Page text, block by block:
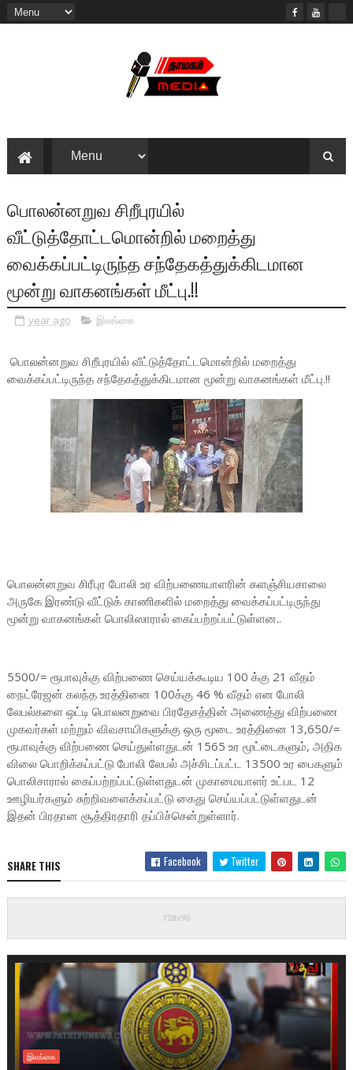
பொலன்னறுவ சிறீபுரயில்
வீட்டுத்தோட்டமொன்றில் மறைத்து
வைக்கப்பட்டிருந்த சந்தேகத்துக்கிடமான
மூன்று வாகனங்கள் மீட்பு.!!
year ago இலங்கை
பொலன்னறுவ சிறீபுரயில் வீட்டுத்தோட்டமொன்றில் மறைத்து
வைக்கப்பட்டிருந்த சந்தேகத்துக்கிடமான மூன்று வாகனங்கள் மீட்பு.!!
பொலன்னறுவ சிரீபுர போலி உர விற்பணையாளரின் களஞ்சியசாலை
அருகே இரண்டு வீட்டுக் காணிகளில் மறைத்து வைக்கப்பட்டிருந்து
மூன்று வாகனங்கள் பொலிஸாரால் கைப்பற்றப்பட்டுள்ளன..
5500/= ரூபாவுக்கு விற்பணை செய்யக்கூடிய 100 க்கு 21 வீதம்
நைட்ரேஜன் கலந்த உரத்தினை 100க்கு 46 % வீதம் என போலி
லேபல்களை ஒட்டி பொலனறுவை பிரதேசத்தின் அணைத்து விற்பணை
முகவர்கள் மற்றும் விவசாயிகளுக்கு ஒரு மூடை உரத்தினை 13,650/=
ரூபாவுக்கு விற்பணை செய்துள்ளதுடன் 1565 உர மூட்டைகளும், அதிக
விலை பொறிக்கப்பட்டு போலி லேபல் அச்சிடப்பட்ட 13500 உர பைகளும்
பொலிசாரால் கைப்பற்றப்பட்டுள்ளதுடன் முகாமையாளர் உட்பட 12
ஊழியர்களும் சுற்றிவளைக்கப்பட்டு கைது செய்யப்பட்டுள்ளதுடன்
இதன் பிரதான சூத்திரதாரி தப்பிச்சென்றுள்ளார்.
SHARE THIS Facebook Twitter
இலங்கை